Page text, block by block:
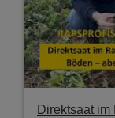
Direktsaat